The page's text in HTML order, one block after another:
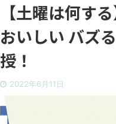
【土曜は何す
おいしい バズ
授！
2022年6月11日